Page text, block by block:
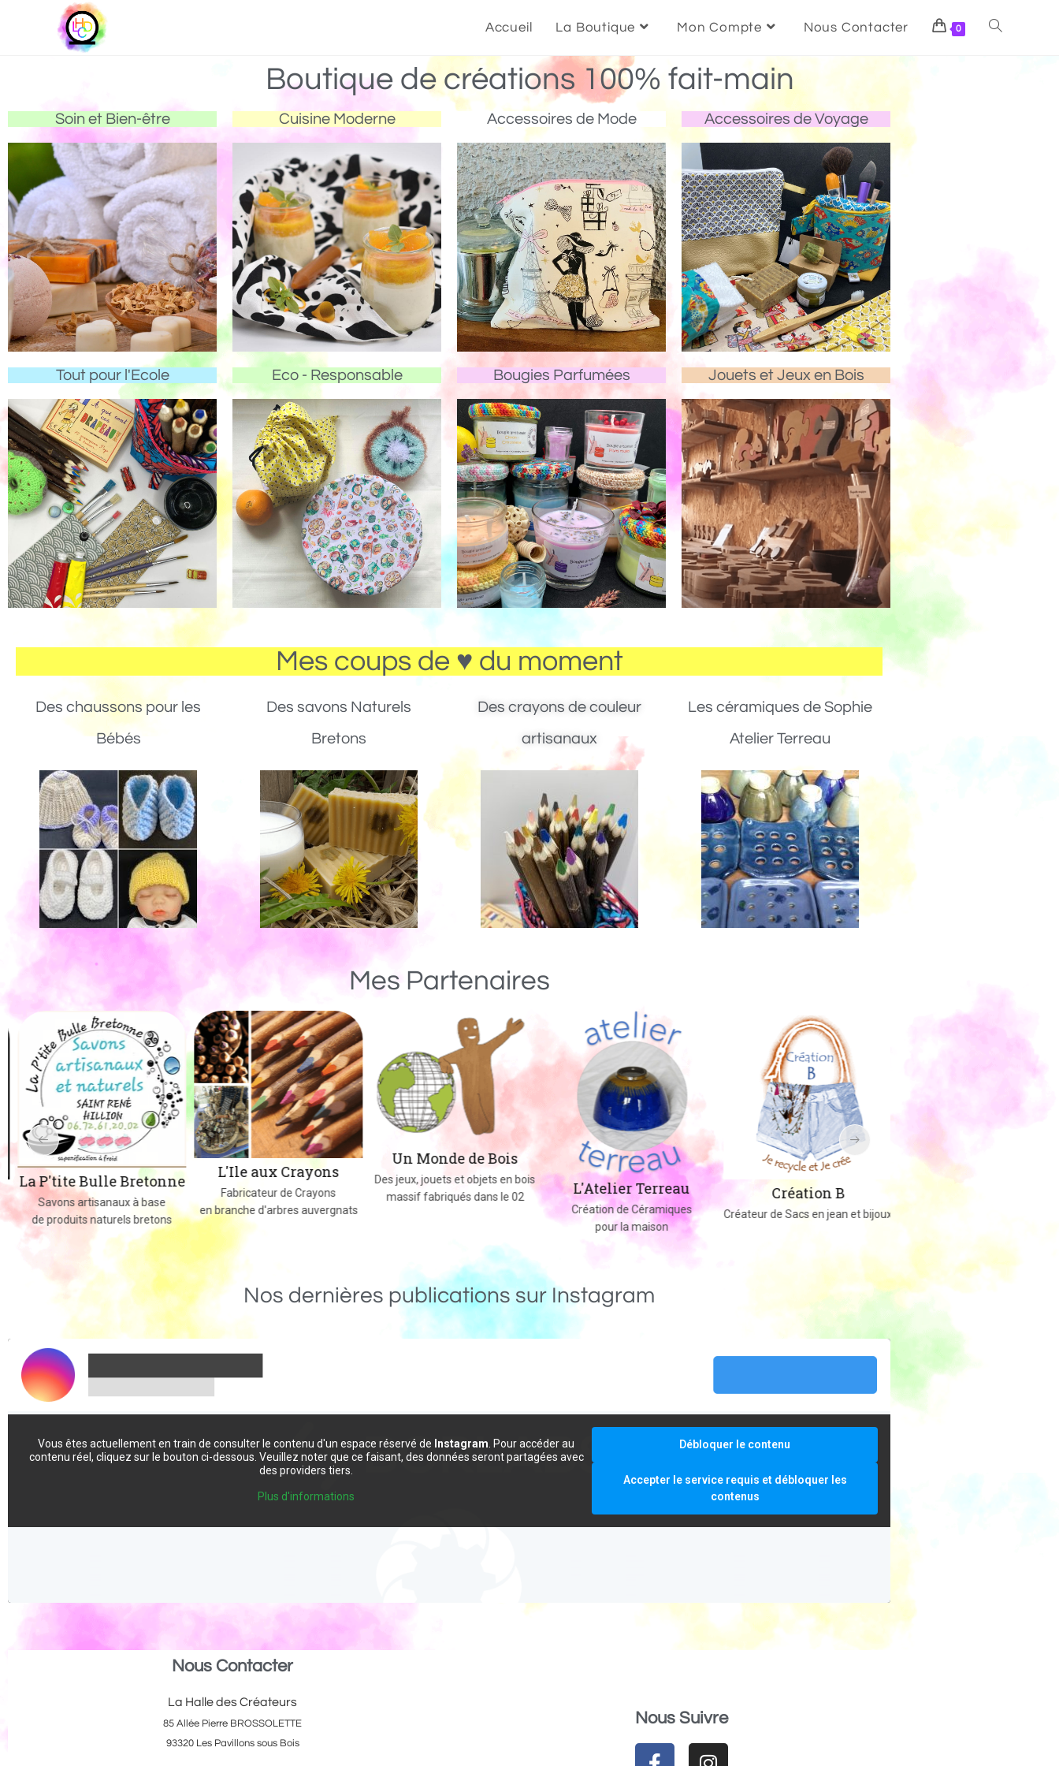
Accueil La Boutique Mon Compte Nous Contacter 0
Boutique de créations 100% fait-main
Soin et Bien-être Cuisine Moderne Accessoires de Mode Accessoires de Voyage
Tout pour l'Ecole Eco - Responsable Bougies Parfumées Jouets et Jeux en Bois
Mes coups de ♥ du moment
Des chaussons pour les
Bébés
Des savons Naturels
Bretons
Des crayons de couleur
artisanaux
Les céramiques de Sophie
Atelier Terreau
Mes Partenaires
La P'tite Bulle Bretonne
Savons artisanaux à base
de produits naturels bretons
L'Ile aux Crayons
Fabricateur de Crayons
en branche d'arbres auvergnats
Un Monde de Bois
Des jeux, jouets et objets en bois
massif fabriqués dans le 02
L'Atelier Terreau
Création de Céramiques
pour la maison
Création B
Créateur de Sacs en jean et bijoux
Créations au crochet ou tricot
Nos dernières publications sur Instagram
Vous êtes actuellement en train de consulter le contenu d'un espace réservé de Instagram . Pour accéder au
contenu réel, cliquez sur le bouton ci-dessous. Veuillez noter que ce faisant, des données seront partagées avec
des providers tiers.
Plus d'informations
Débloquer le contenu
Accepter le service requis et débloquer les
contenus
Nous Contacter
La Halle des Créateurs
85 Allée Pierre BROSSOLETTE
93320 Les Pavillons sous Bois
Nous Suivre